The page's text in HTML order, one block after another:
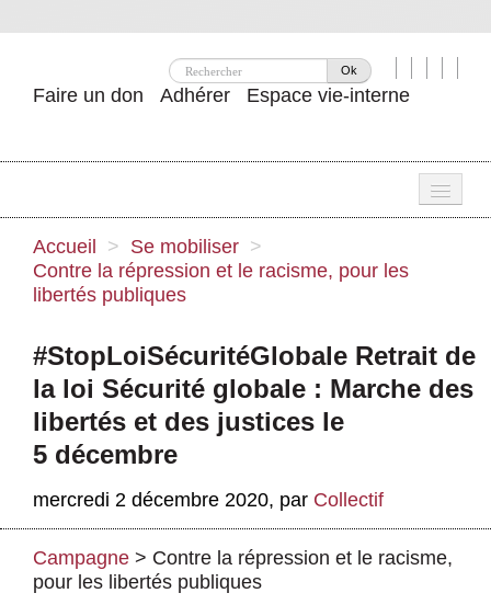
Ok
Faire un don Adhérer Espace vie-interne
Attac ?
Se mobiliser
Publications
Agenda
Actus et médias
Boutique
Accueil > Se mobiliser >
Contre la répression et le racisme, pour les
libertés publiques
#StopLoiSécuritéGlobale Retrait de
la loi Sécurité globale : Marche des
libertés et des justices le
5 décembre
mercredi 2 décembre 2020, par Collectif
Campagne > Contre la répression et le racisme,
pour les libertés publiques